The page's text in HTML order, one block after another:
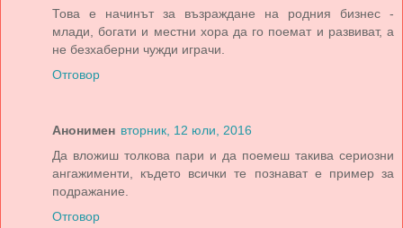
Това е начинът за възраждане на родния бизнес -
млади, богати и местни хора да го поемат и развиват, а
не безхаберни чужди играчи.
Отговор
Анонимен вторник, 12 юли, 2016
Да вложиш толкова пари и да поемеш такива сериозни
ангажименти, където всички те познават е пример за
подражание.
Отговор